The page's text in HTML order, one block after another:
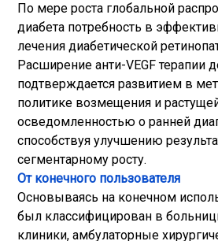
По мере роста глобальной
диабета потребность в
лечения диабетической
Расширение анти-VEGF терапии
подтверждается развитием в
политике возмещения и
осведомленностью о ранней
способствуя улучшению
сегментарному росту.
От конечного пользователя
Основываясь на конечном
был классифицирован в
клиники, амбулаторные